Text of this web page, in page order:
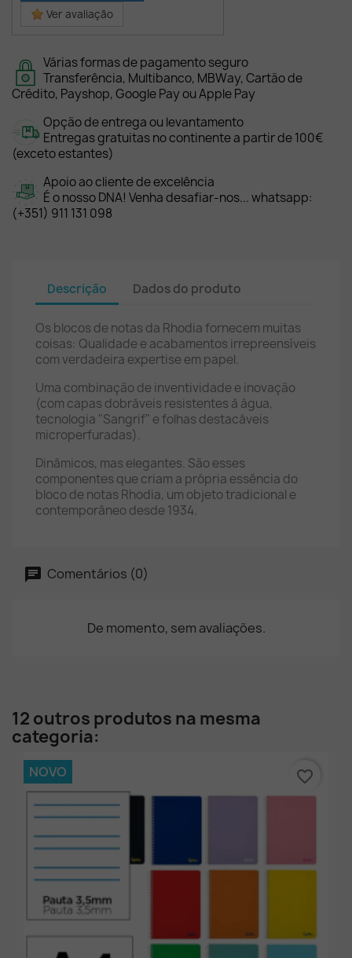
Ver avaliação
Várias formas de pagamento seguro
Transferência, Multibanco, MBWay, Cartão de
Crédito, Payshop, Google Pay ou Apple Pay
Opção de entrega ou levantamento
Entregas gratuitas no continente a partir de 100€
(exceto estantes)
Apoio ao cliente de excelência
É o nosso DNA! Venha desafiar-nos... whatsapp:
(+351) 911 131 098
Descrição Dados do produto
Os blocos de notas da Rhodia fornecem muitas
coisas: Qualidade e acabamentos irrepreensíveis
com verdadeira expertise em papel.
Uma combinação de inventividade e inovação
(com capas dobráveis ​​resistentes à água,
tecnologia "Sangrif" e folhas destacáveis ​​
microperfuradas).
Dinâmicos, mas elegantes. São esses
componentes que criam a própria essência do
bloco de notas Rhodia, um objeto tradicional e
contemporâneo desde 1934.
Comentários (0)
De momento, sem avaliações.
12 outros produtos na mesma
categoria:
NOVO favorite_border